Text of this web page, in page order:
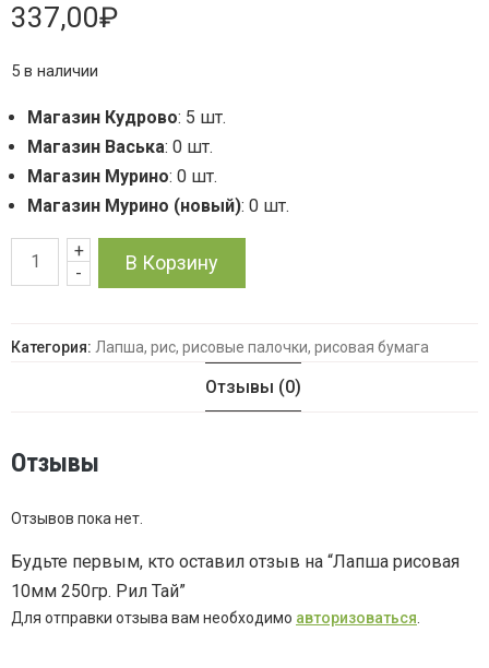
337,00₽
5 в наличии
Магазин Кудрово: 5 шт.
Магазин Васька: 0 шт.
Магазин Мурино: 0 шт.
Магазин Мурино (новый): 0 шт.
-
Количество
Лапша
10мм
Тай
+
В Корзину
Категория: Лапша, рис, рисовые палочки, рисовая бумага
Отзывы (0)
Отзывы
Отзывов пока нет.
Будьте первым, кто оставил отзыв на “Лапша рисовая
10мм 250гр. Рил Тай”
Для отправки отзыва вам необходимо авторизоваться